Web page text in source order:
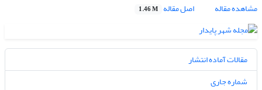
مشاهده مقاله
اصل مقاله 1.46 M
مقالات آماده انتشار
شماره جاری